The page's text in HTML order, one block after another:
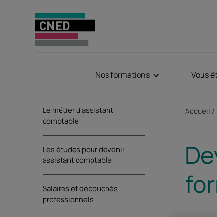
Nos formations Vous
Accueil
Le métier d'assistant
comptable
Les études pour devenir
assistant comptable
Salaires et débouchés
professionnels